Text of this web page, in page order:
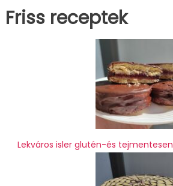
Friss receptek
Lekváros isler glutén-és tejmentesen